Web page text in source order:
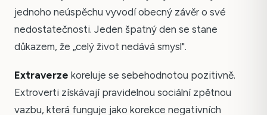
jednoho neúspěchu vyvodí obecný závěr o své
nedostatečnosti. Jeden špatný den se stane
důkazem, že „celý život nedává smysl".
Extraverze koreluje se sebehodnotou pozitivně.
Extroverti získávají pravidelnou sociální zpětnou
vazbu, která funguje jako korekce negativních